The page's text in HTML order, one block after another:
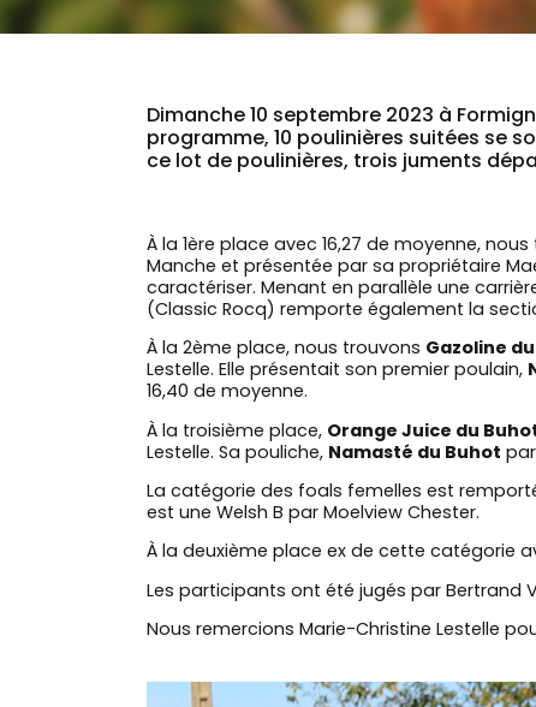
Dimanche 10 septembre 2023 à
programme, 10 poulinières suitées se
ce lot de poulinières, trois juments
À la 1ère place avec 16,27 de moyenne,
Manche et présentée par sa propriétaire
caractériser. Menant en parallèle une
(Classic Rocq) remporte également la
À la 2ème place, nous trouvons Gazoline
Lestelle. Elle présentait son premier poulain,
16,40 de moyenne.
À la troisième place, Orange Juice du
Lestelle. Sa pouliche, Namasté du Buhot
La catégorie des foals femelles est
est une Welsh B par Moelview Chester.
À la deuxième place ex de cette catégorie
Les participants ont été jugés par Bertrand
Nous remercions Marie-Christine Lestelle